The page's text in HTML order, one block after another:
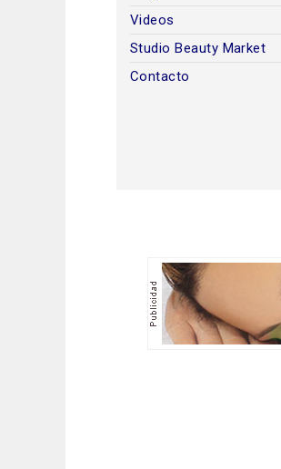
Videos
Studio Beauty Market
Contacto